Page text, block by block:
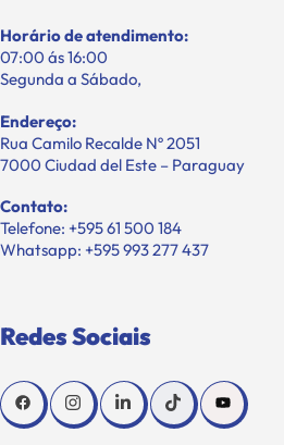
Horário de atendimento:
07:00 ás 16:00
Segunda a Sábado,
Endereço:
Rua Camilo Recalde Nº 2051
7000 Ciudad del Este – Paraguay
Contato:
Telefone: +595 61 500 184
Whatsapp: +595 993 277 437
Redes Sociais